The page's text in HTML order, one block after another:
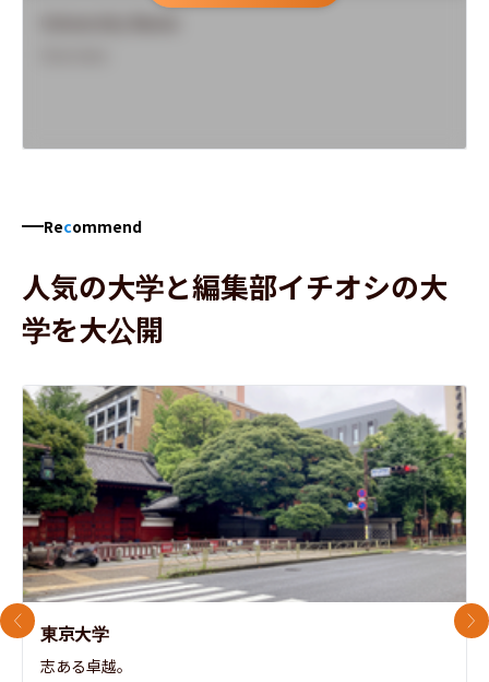
Recommend
人気の大学と編集部イチオシの大
学を大公開
東京大学
志ある卓越。
前のスライド 次